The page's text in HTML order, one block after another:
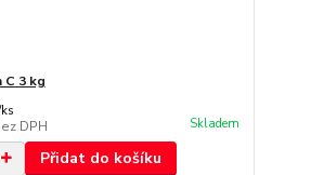
C 3 kg
ks
DPH Skladem
Přidat do košíku